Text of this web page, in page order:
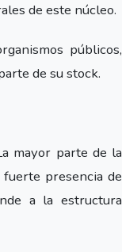
de este núcleo.
públicos,
de su stock.
mayor parte de la
presencia de
a la estructura